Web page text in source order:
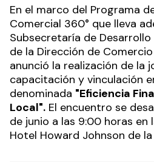
En el marco del Programa
Comercial 360° que lleva
Subsecretaría de
de la Dirección de
anunció la realización de la
capacitación y vinculación
denominada "Eficiencia
Local". El encuentro se
de junio a las 9:00 horas en
Hotel Howard Johnson de